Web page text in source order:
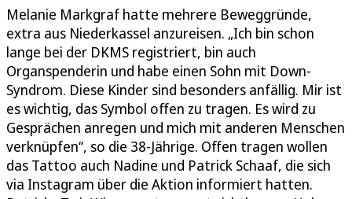
Melanie Markgraf hatte mehrere Beweggründe,
extra aus Niederkassel anzureisen. „Ich bin schon
lange bei der DKMS registriert, bin auch
Organspenderin und habe einen Sohn mit Down-
Syndrom. Diese Kinder sind besonders anfällig. Mir ist
es wichtig, das Symbol offen zu tragen. Es wird zu
Gesprächen anregen und mich mit anderen Menschen
verknüpfen“, so die 38-Jährige. Offen tragen wollen
das Tattoo auch Nadine und Patrick Schaaf, die sich
via Instagram über die Aktion informiert hatten.